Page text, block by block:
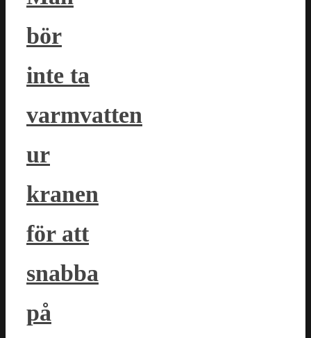
bör
inte ta
varmvatten
ur
kranen
för att
snabba
på